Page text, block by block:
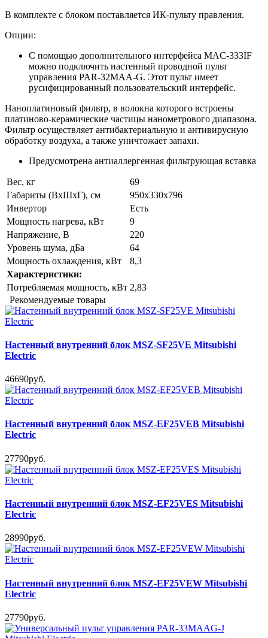
В комплекте с блоком поставляется ИК-пульту правления.
Опции:
С помощью дополнительного интерфейса MAC-333IF
можно подключить настенный проводной пульт
управления PAR-32MAA-G. Этот пульт имеет
русифицированный пользовательский интерфейс.
Наноплатиновый фильтр, в волокна которого встроены
платиново-керамические частицы нанометрового диапазона.
Фильтр осуществляет антибактериальную и антивирусную
обработку воздуха, а также уничтожает запахи.
Предусмотрена антиаллергенная фильтрующая вставка
Вес, кг
69
Габариты (ВхШхГ), см
950х330х796
Инвертор
Есть
Мощность нагрева, кВт
9
Напряжение, В
220
Уровень шума, дБа
64
Мощность охлаждения, кВт
8,3
Характеристики:
Потребляемая мощность, кВт 2,83
Рекомендуемые товары
Настенный внутренний блок MSZ-SF25VE Mitsubishi
Electric
46690руб.
Настенный внутренний блок MSZ-EF25VEB Mitsubishi
Electric
27790руб.
Настенный внутренний блок MSZ-EF25VES Mitsubishi
Electric
28990руб.
Настенный внутренний блок MSZ-EF25VEW Mitsubishi
Electric
27790руб.